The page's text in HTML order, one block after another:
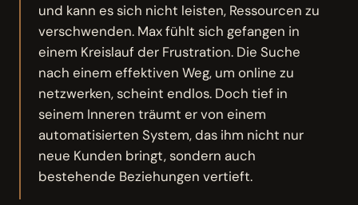
und kann es sich nicht leisten, Ressourcen zu
verschwenden. Max fühlt sich gefangen in
einem Kreislauf der Frustration. Die Suche
nach einem effektiven Weg, um online zu
netzwerken, scheint endlos. Doch tief in
seinem Inneren träumt er von einem
automatisierten System, das ihm nicht nur
neue Kunden bringt, sondern auch
bestehende Beziehungen vertieft.